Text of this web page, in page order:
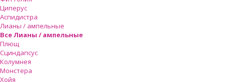
Циперус
Аспидистра
Лианы / ампельные
Все Лианы / ампельные
Плющ
Сциндапсус
Колумнея
Монстера
Хойя